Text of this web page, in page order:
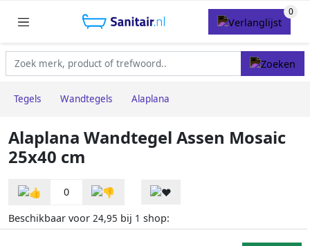
Tegels Wandtegels Alaplana
Alaplana Wandtegel Assen Mosaic
25x40 cm
0
Beschikbaar voor 24,95 bij 1 shop: